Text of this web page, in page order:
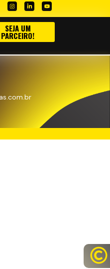
SEJA UM
PARCEIRO!